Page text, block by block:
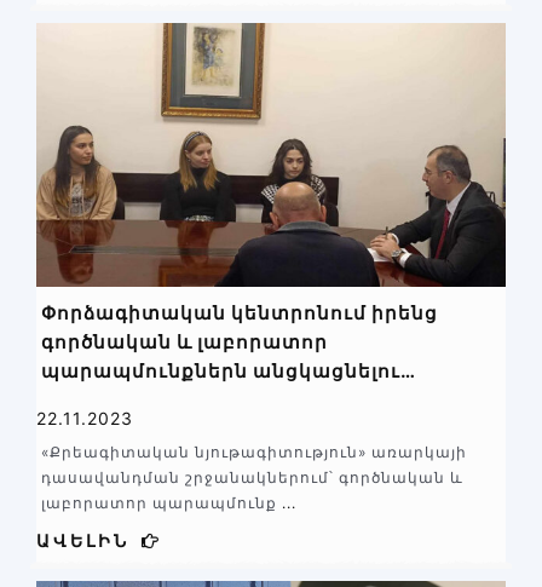
Փորձագիտական կենտրոնում իրենց
գործնական և լաբորատոր
պարապմունքներն անցկացնելու
պետական համալսարանի քիմիական
ֆակուլտետի ուսանողները
22.11.2023
«Քրեագիտական նյութագիտություն» առարկայի
դասավանդման շրջանակներում՝ գործնական և
լաբորատոր պարապմունք ...
ԱՎԵԼԻՆ